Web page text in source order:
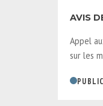
AVIS
Appel
sur les